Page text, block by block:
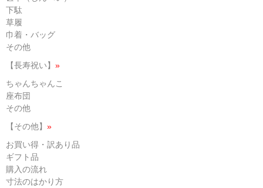
下駄
草履
巾着・バッグ
その他
【長寿祝い】 »
ちゃんちゃんこ
座布団
その他
【その他】 »
お買い得・訳あり品
ギフト品
購入の流れ
寸法のはかり方